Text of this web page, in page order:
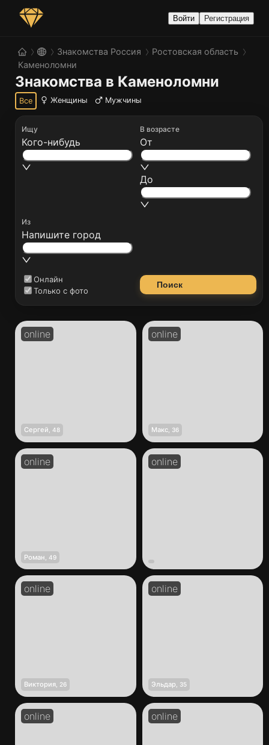
Войти Регистрация
Знакомства Россия
Ростовская область
Каменоломни
Знакомства в Каменоломни
Все Женщины Мужчины
Ищу
Кого-нибудь
Из
Напишите город
В возрасте
От
До
Онлайн
Только с фото
Поиск
Сергей 48 Макс, 36
Роман 49
Виктория 26 Эльдар 35